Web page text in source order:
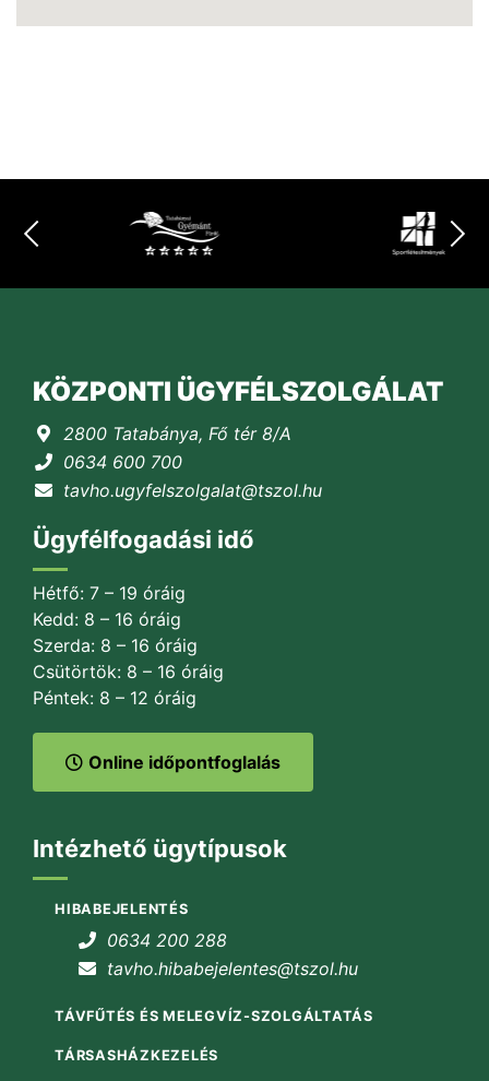
KÖZPONTI ÜGYFÉLSZOLGÁLAT
2800 Tatabánya, Fő tér 8/A
0634 600 700
tavho.ugyfelszolgalat@tszol.hu
Ügyfélfogadási idő
Hétfő: 7 – 19 óráig
Kedd: 8 – 16 óráig
Szerda: 8 – 16 óráig
Csütörtök: 8 – 16 óráig
Péntek: 8 – 12 óráig
Online időpontfoglalás
Intézhető ügytípusok
HIBABEJELENTÉS
0634 200 288
tavho.hibabejelentes@tszol.hu
TÁVFŰTÉS ÉS MELEGVÍZ-SZOLGÁLTATÁS
TÁRSASHÁZKEZELÉS